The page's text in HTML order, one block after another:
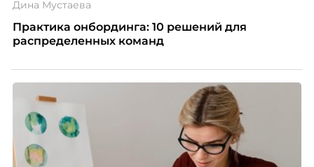
Дина Мустаева
Практика онбординга: 10 решений для
распределенных команд